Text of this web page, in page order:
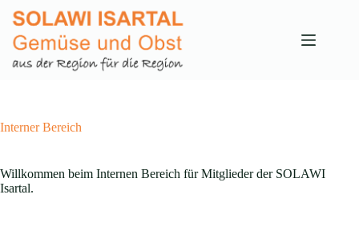
Inhalt
springen
Interner Bereich
Willkommen beim Internen Bereich für Mitglieder der SOLAWI
Isartal.